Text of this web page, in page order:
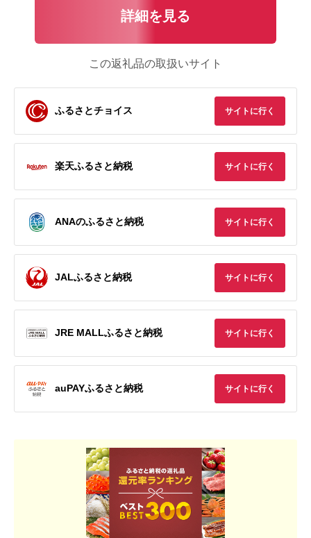
詳細を見る
この返礼品の取扱いサイト
ふるさとチョイス サイトに行く
楽天ふるさと納税 サイトに行く
ANAのふるさと納税 サイトに行く
JALふるさと納税 サイトに行く
JRE MALLふるさと納税 サイトに行く
auPAYふるさと納税 サイトに行く